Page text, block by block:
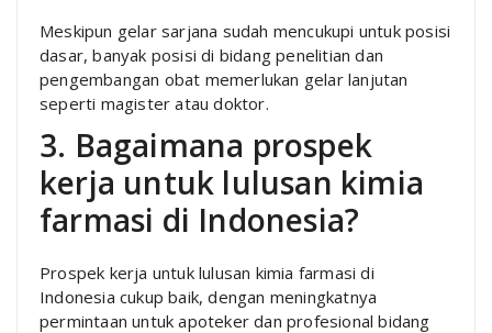
Meskipun gelar sarjana sudah mencukupi untuk posisi
dasar, banyak posisi di bidang penelitian dan
pengembangan obat memerlukan gelar lanjutan
seperti magister atau doktor.
3. Bagaimana prospek
kerja untuk lulusan kimia
farmasi di Indonesia?
Prospek kerja untuk lulusan kimia farmasi di
Indonesia cukup baik, dengan meningkatnya
permintaan untuk apoteker dan profesional bidang